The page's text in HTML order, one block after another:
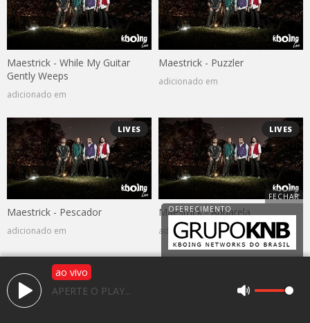
Maestrick - While My Guitar
Gently Weeps
adicionado em
Maestrick - Puzzler
adicionado em
LIVES
Maestrick - Pescador
adicionado em
LIVES
Maestrick - Aquarela
adicionado em
Av. 25 de janeiro, 1983, Jardim Caparroz
ao vivo
APERTE O PLAY...